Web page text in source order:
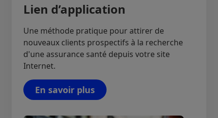
Lien d’application
Une méthode pratique pour attirer de
nouveaux clients prospectifs à la recherche
d'une assurance santé depuis votre site
Internet.
En savoir plus